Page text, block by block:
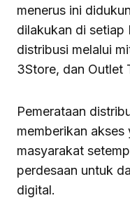
menerus ini
dilakukan di setiap
distribusi melalui
3Store, dan Outlet
Pemerataan
memberikan
masyarakat
perdesaan untuk
digital.